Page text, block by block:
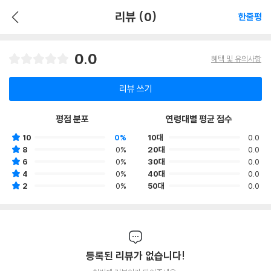
리뷰 (0) 한줄평
0.0 혜택 및 유의사항
리뷰 쓰기
평점 분포
10
0%
8
0%
6
0%
4
0%
2
0%
연령대별 평균 점수
10대
0.0
20대
0.0
30대
0.0
40대
0.0
50대
0.0
등록된 리뷰가 없습니다!